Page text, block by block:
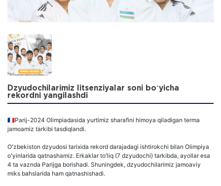
Dzyudochilarimiz litsenziyalar soni boʻyicha
rekordni yangilashdi
🇫🇷Parij-2024 Olimpiadasida yurtimiz sharafini himoya qiladigan terma
jamoamiz tarkibi tasdiqlandi.
Oʻzbekiston dzyudosi tarixida rekord darajadagi ishtirokchi bilan Olimpiya
oʻyinlarida qatnashamiz. Erkaklar toʻliq (7 dzyudochi) tarkibda, ayollar esa
4 ta vaznda Parijga borishadi. Shuningdek, dzyudochilarimiz jamoaviy
miks bahslarida ham qatnashishadi.